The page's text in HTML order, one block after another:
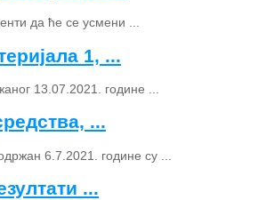
да ће се усмени ...
1, ...
13.07.2021. године ...
...
6.7.2021. године су ...
...